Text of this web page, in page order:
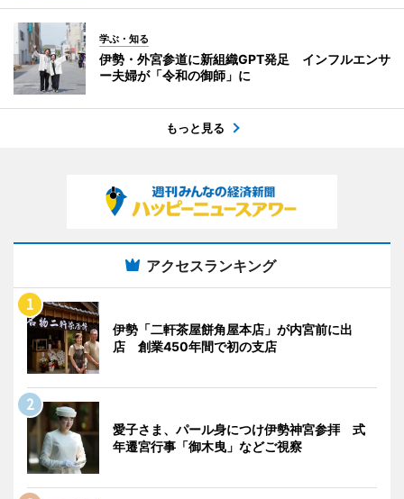
学ぶ・知る
伊勢・外宮参道に新組織GPT発足 インフルエンサ
ー夫婦が「令和の御師」に
もっと見る
アクセスランキング
伊勢「二軒茶屋餅角屋本店」が内宮前に出
店 創業450年間で初の支店
愛子さま、パール身につけ伊勢神宮参拝 式
年遷宮行事「御木曳」などご視察